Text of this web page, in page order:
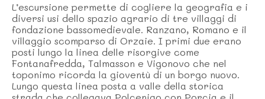
L’escursione permette di cogliere la geografia e i
diversi usi dello spazio agrario di tre villaggi di
fondazione bassomedievale. Ranzano, Romano e il
villaggio scomparso di Orzaie. I primi due erano
posti lungo la linea delle risorgive come
Fontanafredda, Talmasson e Vigonovo che nel
toponimo ricorda la gioventù di un borgo nuovo.
Lungo questa linea posta a valle della storica